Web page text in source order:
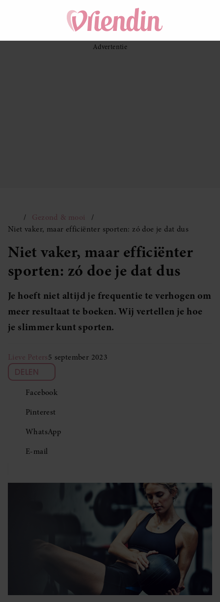
Gezond & mooi
Niet vaker, maar efficiënter sporten: zó doe je dat dus
Niet vaker, maar efficiënter
sporten: zó doe je dat dus
Je hoeft niet altijd je frequentie te verhogen om
meer resultaat te boeken. Wij vertellen je hoe
je slimmer kunt sporten.
Lieve Peters5 september 2023
DELEN
Facebook
Pinterest
WhatsApp
E-mail